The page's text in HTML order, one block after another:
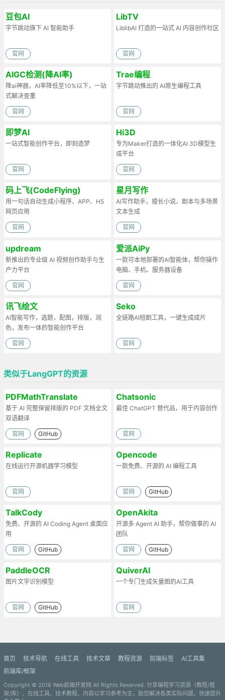
豆包AI
字节跳动旗下 AI 智能助手
官网
LibTV
LiblibAI 打造的一站式 AI 内容创作社区
官网
AIGC检测(降AI率)
降ai神器，AI率降低至10%以下，一站
式解决查重
官网
Trae编程
字节跳动推出的 AI原生编程工具
官网
即梦AI
一站式智能创作平台，即刻造梦
官网
Hi3D
专为Maker打造的一体化AI 3D模型生
成平台
官网
码上飞(CodeFlying)
用一句话自动生成小程序、APP、H5
网页应用
官网
星月写作
AI写作助手，擅长小说、剧本与多场景
文本生成
官网
updream
新推出的专业级 AI 视频创作助手与生
产力平台
官网
爱派AiPy
一款可本地部署的AI智能体，帮你操作
电脑、手机、服务器设备
官网
讯飞绘文
AI智能写作，选题，配图，排版，润
色，发布一体的智能创作平台
官网
Seko
全链路AI短剧工具，一键生成成片
官网
类似于LangGPT的资源
PDFMathTranslate
基于 AI 完整保留排版的 PDF 文档全文
双语翻译
官网 GitHub
Chatsonic
最佳 ChatGPT 替代品，用于内容创作
官网
Replicate
在线运行开源机器学习模型
官网
Opencode
一款免费、开源的 AI 编程工具
官网 GitHub
TalkCody
免费、开源的 AI Coding Agent 桌面应
用
官网 GitHub
OpenAkita
开源多 Agent AI 助手，帮你做事的 AI
团队
官网 GitHub
PaddleOCR
图片文字识别模型
官网 GitHub
QuiverAI
一个专门生成矢量图的AI工具
官网
首页 技术导航 在线工具 技术文章 教程资源 前端标签
AI工具集
前端库/框架